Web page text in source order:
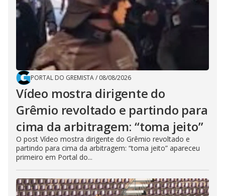
PORTAL DO GREMISTA/ 08/08/2026
Vídeo mostra dirigente do
Grêmio revoltado e partindo para
cima da arbitragem: “toma jeito”
O post Vídeo mostra dirigente do Grêmio revoltado e
partindo para cima da arbitragem: “toma jeito” apareceu
primeiro em Portal do...